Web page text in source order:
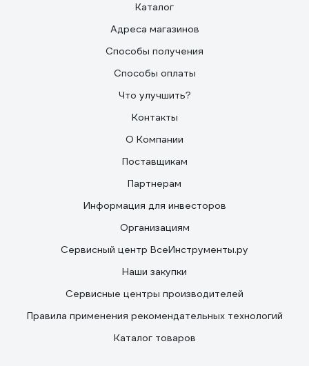
Каталог
Адреса магазинов
Способы получения
Способы оплаты
Что улучшить?
Контакты
О Компании
Поставщикам
Партнерам
Информация для инвесторов
Организациям
Сервисный центр ВсеИнструменты.ру
Наши закупки
Сервисные центры производителей
Правила применения рекомендательных технологий
Каталог товаров